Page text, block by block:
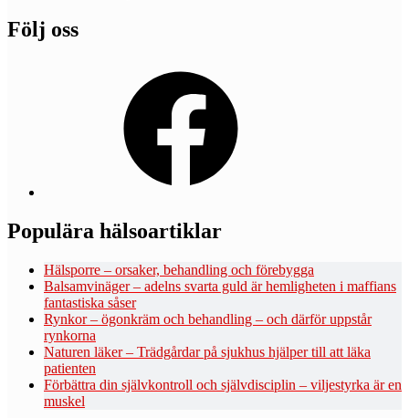
Följ oss
Populära hälsoartiklar
Hälsporre – orsaker, behandling och förebygga
Balsamvinäger – adelns svarta guld är hemligheten i maffians
fantastiska såser
Rynkor – ögonkräm och behandling – och därför uppstår
rynkorna
Naturen läker – Trädgårdar på sjukhus hjälper till att läka
patienten
Förbättra din självkontroll och självdisciplin – viljestyrka är en
muskel